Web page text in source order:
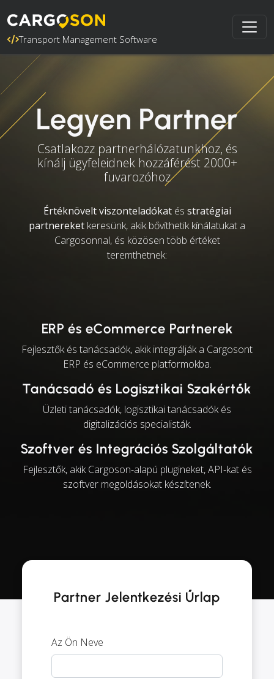
Transport Management Software
Legyen Partner
Csatlakozz partnerhálózatunkhoz, és
kínálj ügyfeleidnek hozzáférést 2000+
fuvarozóhoz
Értéknövelt viszonteladókatés stratégiai
partnereket keresünk, akik bővíthetik kínálatukat a
Cargosonnal, és közösen több értéket
teremthetnek:
ERP és eCommerce Partnerek
Fejlesztők és tanácsadók, akik integrálják a Cargosont
ERP és eCommerce platformokba.
Tanácsadó és Logisztikai Szakértők
Üzleti tanácsadók, logisztikai tanácsadók és
digitalizációs specialisták.
Szoftver és Integrációs Szolgáltatók
Fejlesztők, akik Cargoson-alapú plugineket, API-kat és
szoftver megoldásokat készítenek.
Partner Jelentkezési Űrlap
Az Ön Neve